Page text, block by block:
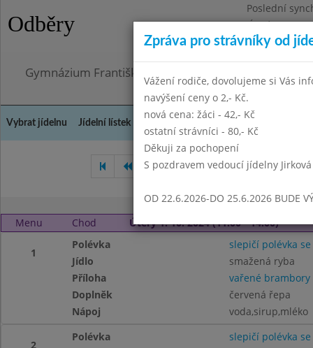
Odběry
Poslední
Úterý
Omezení
Gymnázium Františka Palackého, Neratovice,
Vybrat jídelnu Jídelní lístek
Srpen 2024 Září 2024
Menu Chod Úterý 1. 10. 2024 (11:00 - 14:00)
1
Polévka
slepičí polévka
Jídlo
smažená ryba
Příloha
vařené brambory
Doplněk
červená řepa
Nápoj
voda,sirup,mléko
2
Polévka
slepičí polévka
Zpráva pro strávníky od
Vážení rodiče, dovolujeme si Vás
navýšení ceny o 2,- Kč.
nová cena: žáci - 42,- Kč
ostatní strávníci - 80,- Kč
Děkuji za pochopení
S pozdravem vedoucí jídelny Jirková
OD 22.6.2026-DO 25.6.2026 BUDE